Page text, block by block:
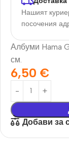
Нашият
посочения
Албуми Hama
см.
6,50 €
Добави за